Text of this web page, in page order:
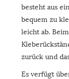
besteht aus
bequem zu
leicht ab.
zurück und
Es verfügt